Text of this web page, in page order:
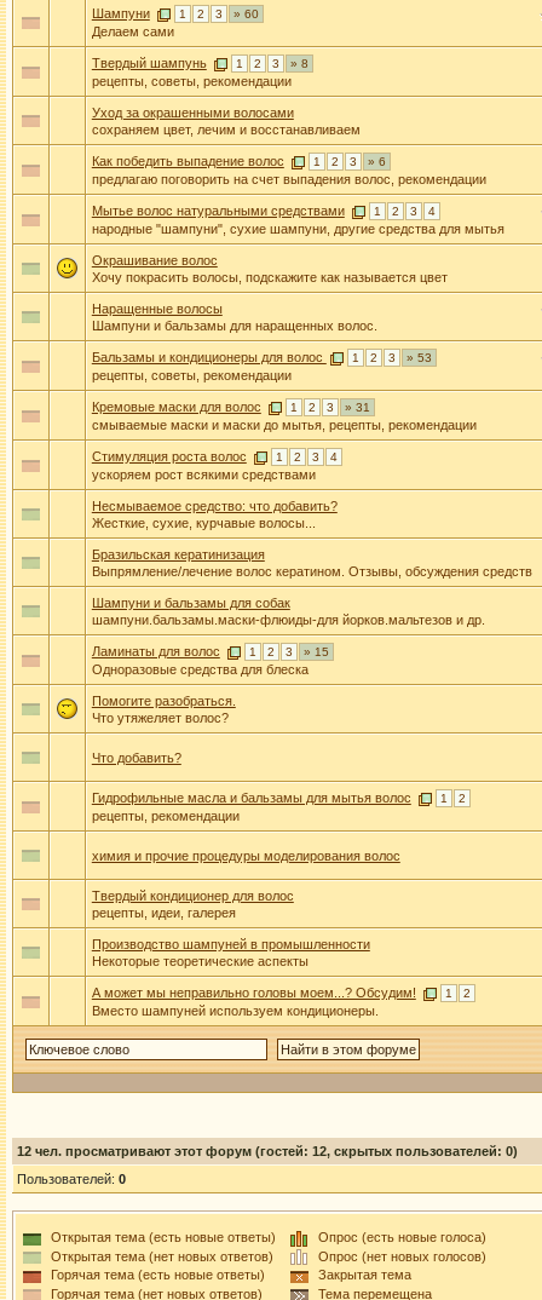
Шампуни 1 2 3 » 60
Делаем сами
Твердый шампунь 1 2 3 » 8
рецепты, советы, рекомендации
Уход за окрашенными волосами
сохраняем цвет, лечим и восстанавливаем
Как победить выпадение волос 1 2 3 » 6
предлагаю поговорить на счет выпадения волос, рекомендации
Мытье волос натуральными средствами 1 2 3 4
народные "шампуни", сухие шампуни, другие средства для мытья
Окрашивание волос
Хочу покрасить волосы, подскажите как называется цвет
Наращенные волосы
Шампуни и бальзамы для наращенных волос.
Бальзамы и кондиционеры для волос 1 2 3 » 53
рецепты, советы, рекомендации
Кремовые маски для волос 1 2 3 » 31
смываемые маски и маски до мытья, рецепты, рекомендации
Стимуляция роста волос 1 2 3 4
ускоряем рост всякими средствами
Несмываемое средство: что добавить?
Жесткие, сухие, курчавые волосы...
Бразильская кератинизация
Выпрямление/лечение волос кератином. Отзывы, обсуждения средств
Шампуни и бальзамы для собак
шампуни.бальзамы.маски-флюиды-для йорков.мальтезов и др.
Ламинаты для волос 1 2 3 » 15
Одноразовые средства для блеска
Помогите разобраться.
Что утяжеляет волос?
Что добавить?
Гидрофильные масла и бальзамы для мытья волос 1 2
рецепты, рекомендации
химия и прочие процедуры моделирования волос
Твердый кондиционер для волос
рецепты, идеи, галерея
Производство шампуней в промышленности
Некоторые теоретические аспекты
А может мы неправильно головы моем...? Обсудим! 1 2
Вместо шампуней используем кондиционеры.
12чел. просматривают этот форум (гостей: 12, скрытых пользователей: 0)
Пользователей: 0
Открытая тема (есть новые ответы)
Открытая тема (нет новых ответов)
Горячая тема (есть новые ответы)
Горячая тема (нет новых ответов)
Опрос (есть новые голоса)
Опрос (нет новых голосов)
Закрытая тема
Тема перемещена